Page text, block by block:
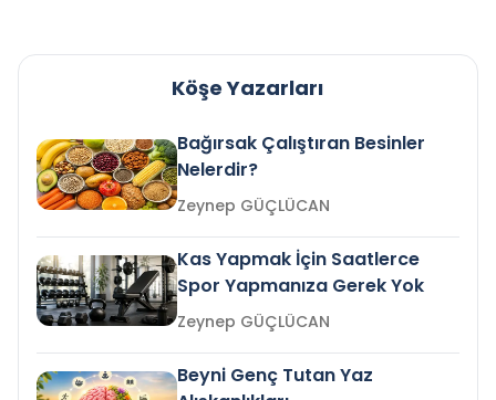
Köşe Yazarları
Bağırsak Çalıştıran Besinler
Nelerdir?
Zeynep GÜÇLÜCAN
Kas Yapmak İçin Saatlerce
Spor Yapmanıza Gerek Yok
Zeynep GÜÇLÜCAN
Beyni Genç Tutan Yaz